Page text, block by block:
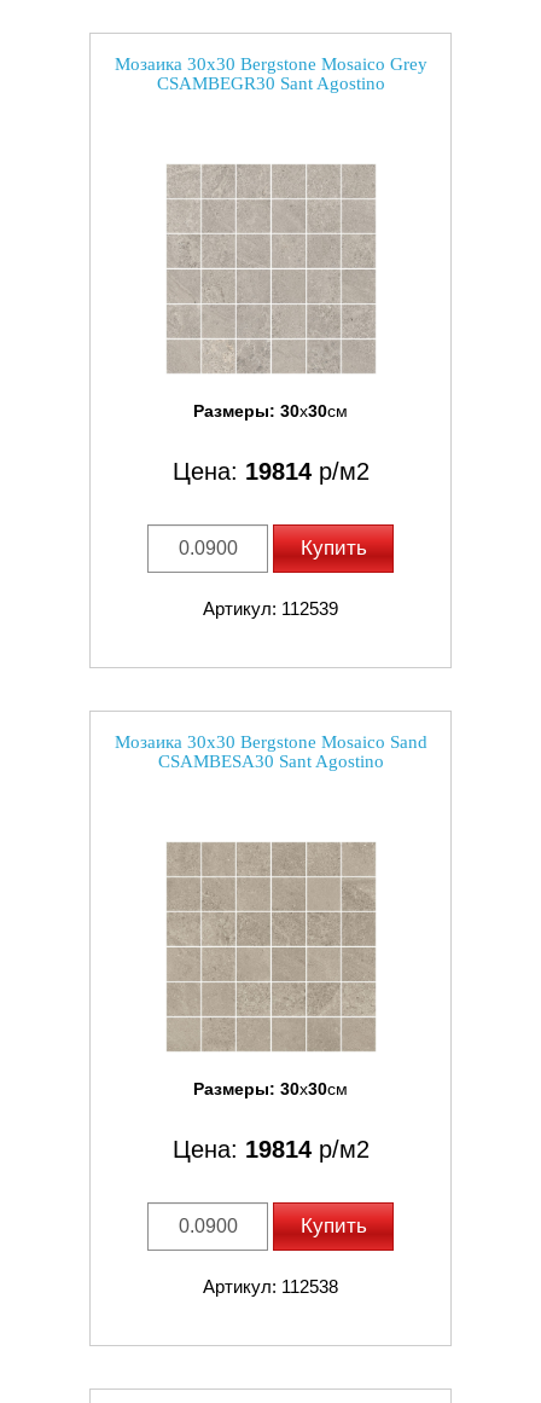
Мозаика 30x30 Bergstone Mosaico Grey
CSAMBEGR30 Sant Agostino
Размеры: 30x30см
Цена: 19814р/м2
Купить
Артикул: 112539
Мозаика 30x30 Bergstone Mosaico Sand
CSAMBESA30 Sant Agostino
Размеры: 30x30см
Цена: 19814р/м2
Купить
Артикул: 112538